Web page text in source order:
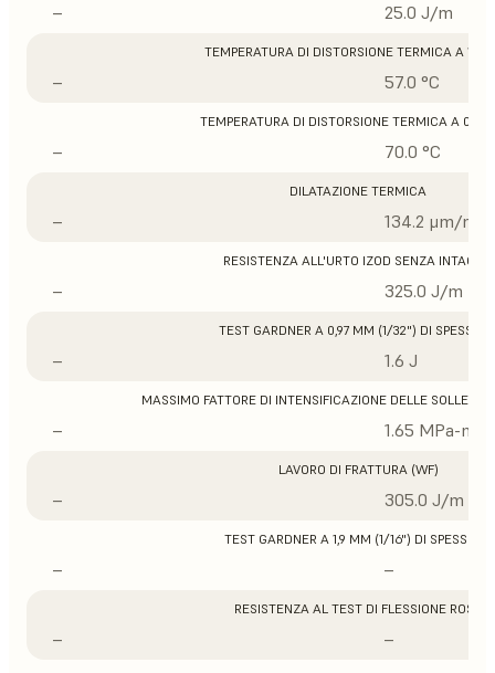
– 25.0 J/m
TEMPERATURA DI DISTORSIONE TERMICA A 1,8
– 57.0 °C
TEMPERATURA DI DISTORSIONE TERMICA A 0,45
– 70.0 °C
DILATAZIONE TERMICA
– 134.2 μm/m/
RESISTENZA ALL'URTO IZOD SENZA INTAGLIO
– 325.0 J/m
TEST GARDNER A 0,97 MM (1/32") DI
– 1.6 J
MASSIMO FATTORE DI INTENSIFICAZIONE DELLE
– 1.65 MPa-m1/
LAVORO DI FRATTURA (WF)
– 305.0 J/m
TEST GARDNER A 1,9 MM (1/16") DI SPESSORE
– –
RESISTENZA AL TEST DI FLESSIONE ROSS
– –